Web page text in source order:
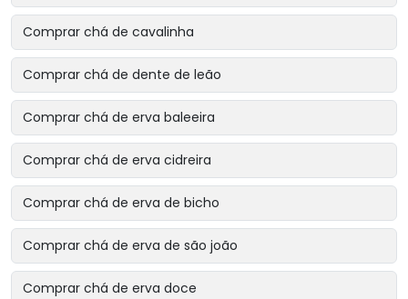
Comprar chá de cavalinha
Comprar chá de dente de leão
Comprar chá de erva baleeira
Comprar chá de erva cidreira
Comprar chá de erva de bicho
Comprar chá de erva de são joão
Comprar chá de erva doce